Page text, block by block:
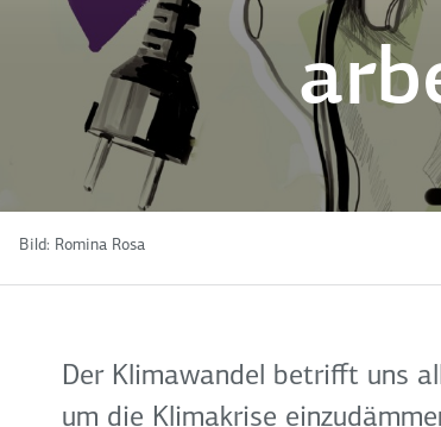
Bild: Romina Rosa
Der Klimawandel betrifft uns
um die Klimakrise